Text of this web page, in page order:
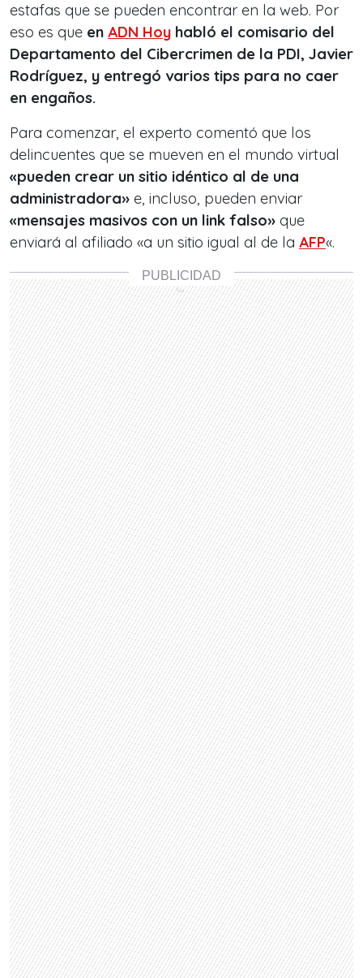
estafas que se pueden encontrar en la web. Por
eso es que en ADN Hoy habló el comisario del
Departamento del Cibercrimen de la PDI, Javier
Rodríguez, y entregó varios tips para no caer
en engaños.
Para comenzar, el experto comentó que los
delincuentes que se mueven en el mundo virtual
«pueden crear un sitio idéntico al de una
administradora» e, incluso, pueden enviar
«mensajes masivos con un link falso» que
enviará al afiliado «a un sitio igual al de la AFP«.